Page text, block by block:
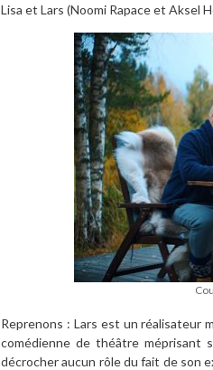
Lisa et Lars (Noomi Rapace et Aksel
Reprenons : Lars est un réalisateur
comédienne de théâtre méprisant
décrocher aucun rôle du fait de son